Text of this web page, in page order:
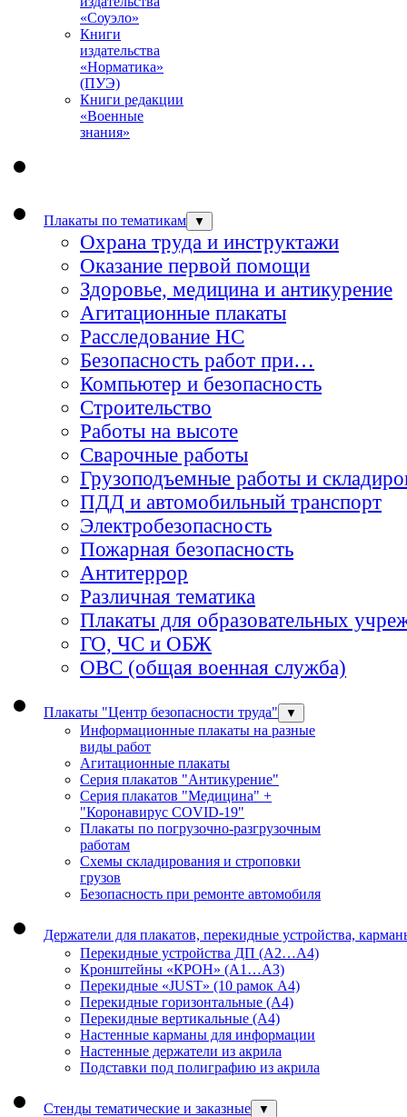
«Соуэло»
Книги
издательства
«Норматика»
(ПУЭ)
Книги редакции
«Военные
знания»
Плакаты по тематикам ▼
Охрана труда и инструктажи
Оказание первой помощи
Здоровье, медицина и антикурение
Агитационные плакаты
Расследование НС
Безопасность работ при…
Компьютер и безопасность
Строительство
Работы на высоте
Сварочные работы
Грузоподъемные работы и
ПДД и автомобильный транспорт
Электробезопасность
Пожарная безопасность
Антитеррор
Различная тематика
Плакаты для образовательных
ГО, ЧС и ОБЖ
ОВС (общая военная служба)
Плакаты "Центр безопасности труда" ▼
Информационные плакаты на разные
виды работ
Агитационные плакаты
Серия плакатов "Антикурение"
Серия плакатов "Медицина" +
"Коронавирус COVID-19"
Плакаты по погрузочно-разгрузочным
работам
Схемы складирования и строповки
грузов
Безопасность при ремонте автомобиля
Держатели для плакатов, перекидные устройства,
Перекидные устройства ДП (А2…А4)
Кронштейны «КРОН» (А1…А3)
Перекидные «JUST» (10 рамок А4)
Перекидные горизонтальные (А4)
Перекидные вертикальные (А4)
Настенные карманы для информации
Настенные держатели из акрила
Подставки под полиграфию из акрила
Стенды тематические и заказные ▼